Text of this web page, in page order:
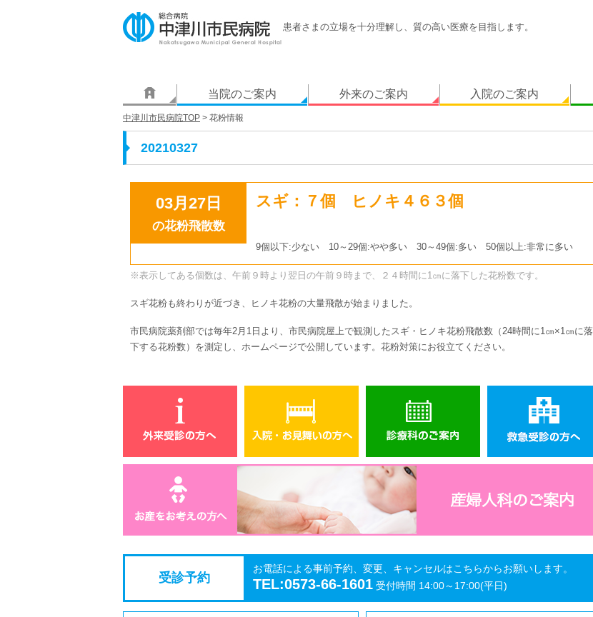
患者さまの立場を十分理解し、質の高い医療を目指します。
当院のご案内 外来のご案内 入院のご案内
中津川市民病院TOP > 花粉情報
20210327
03月27日
の花粉飛散数
スギ：７個 ヒノキ４６３個
9個以下:少ない 10～29個:やや多い 30～49個:多い 50個以上:非常に多い
※表示してある個数は、午前９時より翌日の午前９時まで、２４時間に1㎝に落下した花粉数です。
スギ花粉も終わりが近づき、ヒノキ花粉の大量飛散が始まりました。
市民病院薬剤部では毎年2 月 1 日より、市民病院屋上で観測したスギ・ヒノキ花粉飛散数（ 24時間に 1 ㎝×1 ㎝に落
下する花粉数）を測定し、ホームページで公開しています。花粉対策にお役立てください。
受診予約
お電話による事前予約、変更、キャンセルはこちらからお願いします。
TEL:0573-66-1601 受付時間 14:00～17:00(平日)